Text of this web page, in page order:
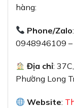
hàng:
Phone/Zalo
0948946109
Địa chỉ:
Phường Long
Website: